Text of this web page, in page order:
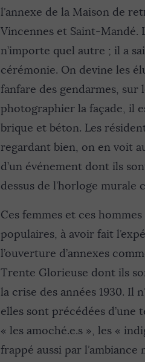
l’annexe de la Maison de
Vincennes et Saint-Mandé.
n’importe quel autre ; il a
cérémonie. On devine les
fanfare des gendarmes, sur
photographier la façade, il
brique et béton. Les
regardant bien, on en voit
d’un événement dont ils
dessus de l’horloge murale
Ces femmes et ces
populaires, à avoir fait
l’ouverture d’annexes
Trente Glorieuse dont ils
la crise des années 1930. Il
elles sont précédées
« les amoché.e.s », les «
frappé aussi par